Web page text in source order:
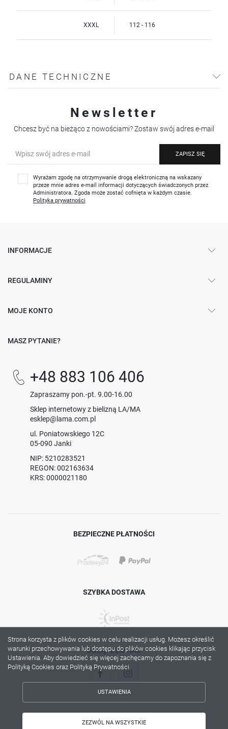
XXXL 112 - 116
DANE TECHNICZNE
Newsletter
Chcesz być na bieżąco z nowościami? Zostaw swój adres e-mail
ZAPISZ SIĘ
Wyrażam zgodę na otrzymywanie drogą elektroniczną na wskazany
przeze mnie adres e-mail informacji dotyczących świadczonych przez
Administratora. Zgoda może zostać cofnięta w każdym czasie.
Polityka prywatności
INFORMACJE
REGULAMINY
MOJE KONTO
MASZ PYTANIE?
+48 883 106 406
Zapraszamy pon.-pt. 9.00-16.00
Sklep internetowy z bielizną LA/MA
esklep@lama.com.pl
ul. Poniatowskiego 12C
05-090 Janki
NIP: 5210283521
REGON: 002163634
KRS: 0000021180
BEZPIECZNE PŁATNOŚCI
SZYBKA DOSTAWA
DOŁĄCZ DO NAS
Copyright by lama.com.pl
Strona korzysta z plików cookies w celu realizacji usług. Możesz określić
warunki przechowywania lub dostępu do plików cookies klikając przycisk
Ustawienia. Aby dowiedzieć się więcej zachęcamy do zapoznania się z
Polityką Cookies oraz Polityką Prywatności.
USTAWIENIA
ZEZWÓL NA WSZYSTKIE